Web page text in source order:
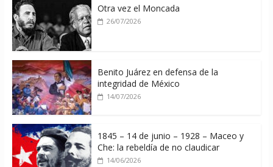
Otra vez el Moncada
26/07/2026
Benito Juárez en defensa de la
integridad de México
14/07/2026
1845 – 14 de junio – 1928 – Maceo y
Che: la rebeldía de no claudicar
14/06/2026